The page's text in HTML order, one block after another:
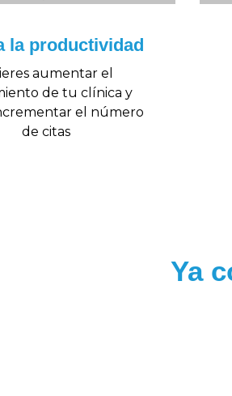
la productividad
aumentar el
de tu clínica y
el número
de citas
Ya